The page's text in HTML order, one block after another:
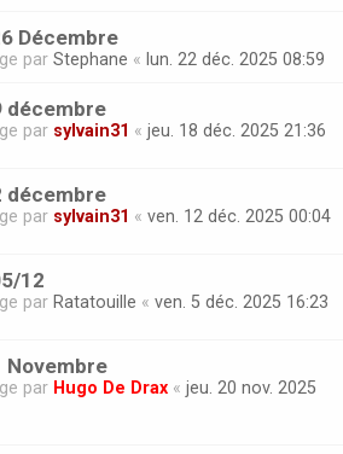
Décembre
par Stephane « lun. 22 déc. 2025 08:59
décembre
par sylvain31 « jeu. 18 déc. 2025 21:36
décembre
par sylvain31 « ven. 12 déc. 2025 00:04
12
par Ratatouille « ven. 5 déc. 2025 16:23
Novembre
par Hugo De Drax « jeu. 20 nov. 2025